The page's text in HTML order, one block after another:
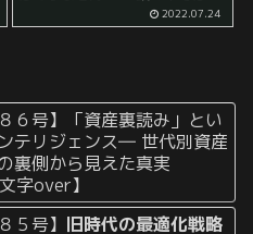
「今日起きたら○○をやって、
××をやって……」 と色々考えて
2022.07.24
６号】「資産裏読み」とい
テリジェンス― 世代別資産
裏側から見えた真実
字over】
５号】 旧時代の最適化戦略